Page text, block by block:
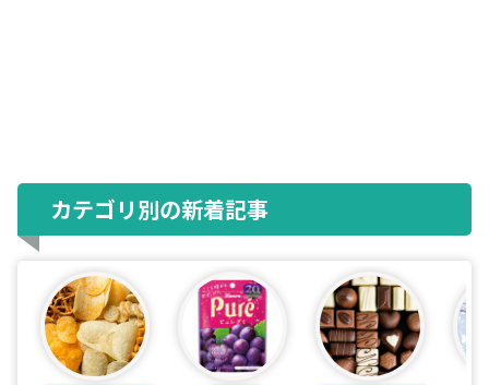
カテゴリ別の新着記事